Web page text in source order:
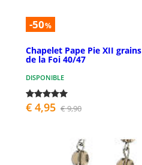
-50%
Chapelet Pape Pie XII
de la Foi 40/47
DISPONIBLE
€ 4,95 € 9,90